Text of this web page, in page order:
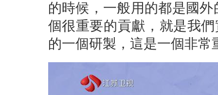
的時候，一般用的都是國
個很重要的貢獻，就是我
的一個研製，這是一個非常